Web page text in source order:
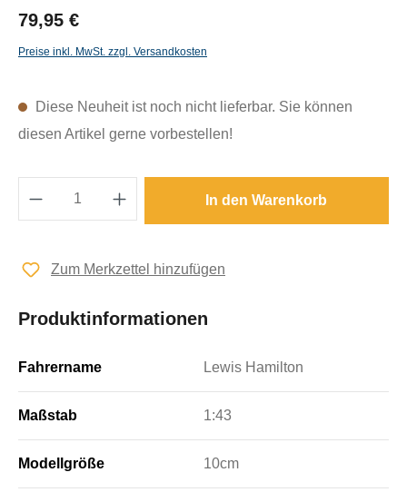
79,95 €
Preise inkl. MwSt. zzgl. Versandkosten
Diese Neuheit ist noch nicht lieferbar. Sie können
diesen Artikel gerne vorbestellen!
Produkt Anzahl: Gib den gewünschten
In den Warenkorb
Zum Merkzettel hinzufügen
Produktinformationen
Fahrername Lewis Hamilton
Maßstab 1:43
Modellgröße 10cm